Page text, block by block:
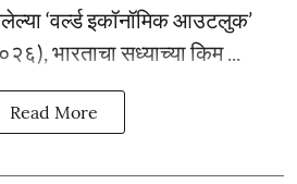
‘वर्ल्ड इकॉनॉमिक आउटलुक’
भारताचा सध्याच्या किम ...
Read More